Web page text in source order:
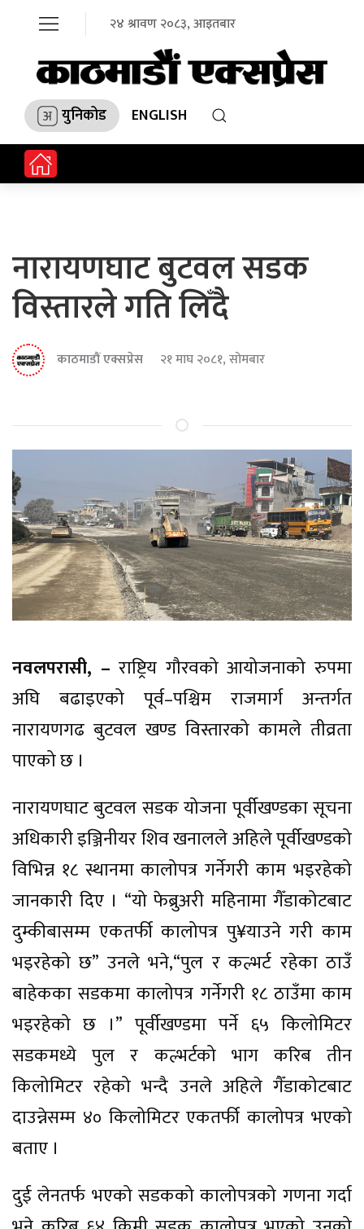
२४ श्रावण २०८३, आइतबार
युनिकोड ENGLISH
नारायणघाट बुटवल सडक
विस्तारले गति लिँदै
काठमाडौं एक्सप्रेस २१ माघ २०८१, सोमबार
नवलपरासी, – राष्ट्रिय गौरवको आयोजनाको रुपमा
अघि बढाइएको पूर्व–पश्चिम राजमार्ग अन्तर्गत
नारायणगढ बुटवल खण्ड विस्तारको कामले तीव्रता
पाएको छ ।
नारायणघाट बुटवल सडक योजना पूर्वीखण्डका सूचना
अधिकारी इञ्जिनीयर शिव खनालले अहिले पूर्वीखण्डको
विभिन्न १८ स्थानमा कालोपत्र गर्नेगरी काम भइरहेको
जानकारी दिए । “यो फेब्रुअरी महिनामा गैँडाकोटबाट
दुम्कीबासम्म एकतर्फी कालोपत्र पु¥याउने गरी काम
भइरहेको छ” उनले भने,“पुल र कल्भर्ट रहेका ठाउँ
बाहेकका सडकमा कालोपत्र गर्नेगरी १८ ठाउँमा काम
भइरहेको छ ।” पूर्वीखण्डमा पर्ने ६५ किलोमिटर
सडकमध्ये पुल र कल्भर्टको भाग करिब तीन
किलोमिटर रहेको भन्दै उनले अहिले गैँडाकोटबाट
दाउन्नेसम्म ४० किलोमिटर एकतर्फी कालोपत्र भएको
बताए ।
दुई लेनतर्फ भएको सडकको कालोपत्रको गणना गर्दा